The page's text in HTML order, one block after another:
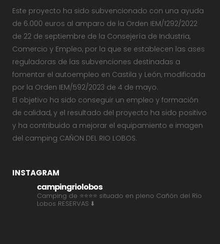
Este proyecto ha sido subvencionado con una ayuda
de 6.000 euros al amparo de la Orden IEM/1292/2022
de 22 de septiembre de la Consejería de Industria,
Comercio y Empleo, por la que se establecen las ases
reguladoras de las subvenciones destinadas a
fomentar el autoempleo en Castila y León, modificada
por la Orden IEM/592/2023 de 4 de mayo.
El objetivo ha sido conseguir un empleo y formación
de calidad, y el resultado del proyecto ha sido positivo
y ha contribuido a mejorar el equipamiento e imagen
del camping CAÑON DEL RIO LOBOS.
INSTAGRAM
campingriolobos
Camping de ⭐⭐⭐⭐ situado en pleno Cañón del Río
Lobos RESERVAS ⬇️